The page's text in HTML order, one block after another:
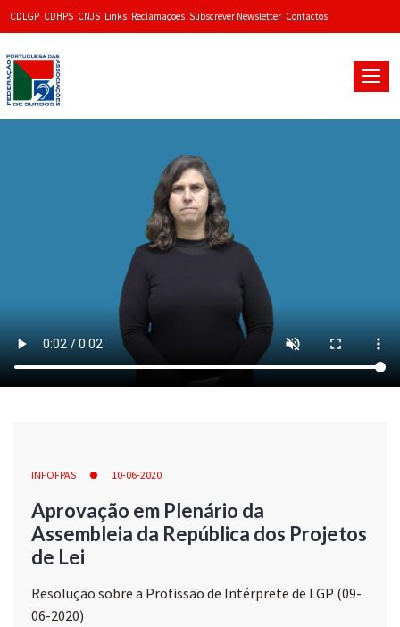
CDLGP CDHPS CNJS Links Reclamações Subscrever Newsletter Contactos
Toggle
INFOFPAS 10-06-2020
Aprovação em Plenário da
Assembleia da República dos Projetos
de Lei
Resolução sobre a Profissão de Intérprete de LGP (09-
06-2020)